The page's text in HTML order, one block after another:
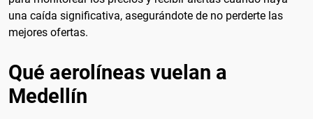
una caída significativa, asegurándote de no perderte las
mejores ofertas.
Qué aerolíneas vuelan a
Medellín